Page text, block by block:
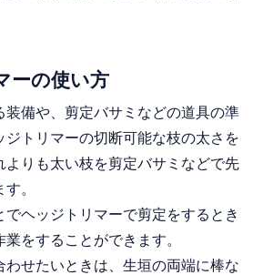
ーの使い方
装備や、剪定バサミなどの道具の準
ジトリマーの切断可能な枝の太さを
よりも太い枝を剪定バサミなどで先
。
でヘッジトリマーで剪定をするとき
をすることができます。
わせたいときは、生垣の両端に棒な